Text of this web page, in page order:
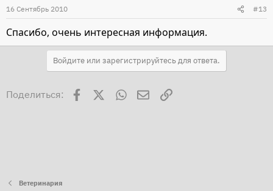
16 Сентябрь 2010 #13
Спасибо, очень интересная информация.
Войдите или зарегистрируйтесь для ответа.
Поделиться: Facebook WhatsAppЭлектронная почта
Ссылка
Ветеринария